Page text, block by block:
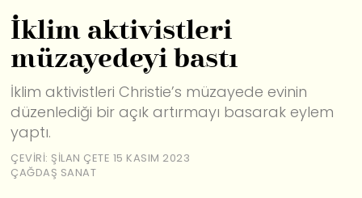
İklim aktivistleri
müzayedeyi bastı
İklim aktivistleri Christie’s müzayede evinin
düzenlediği bir açık artırmayı basarak eylem
yaptı.
ÇEVIRI: ŞILAN ÇETE 15 KASIM 2023
ÇAĞDAŞ SANAT